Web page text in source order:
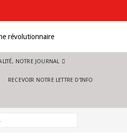
NOTRE JOURNAL
RECEVOIR NOTRE LETTRE D’INFO